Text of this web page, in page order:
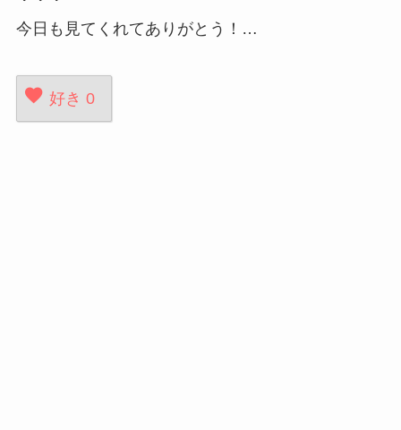
今日も見てくれてありがとう！…
好き 0